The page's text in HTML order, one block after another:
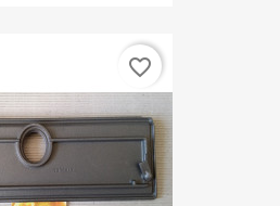
favorite_border